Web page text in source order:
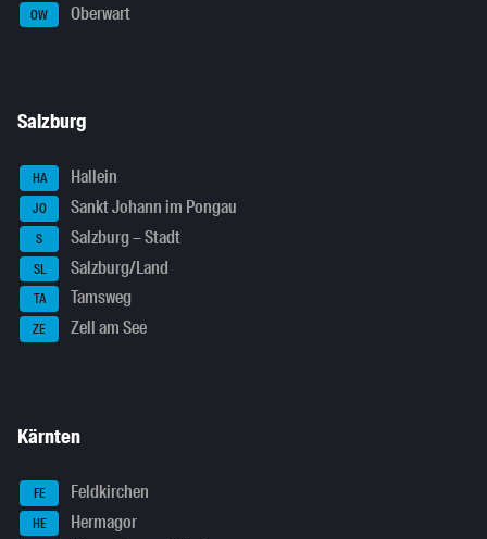
OW Oberwart
Salzburg
HA Hallein
JO Sankt Johann im Pongau
S Salzburg – Stadt
SL Salzburg/Land
TA Tamsweg
ZE Zell am See
Kärnten
FE Feldkirchen
HE Hermagor